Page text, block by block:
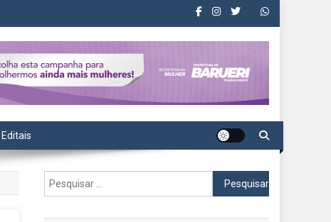
Editais
Pesquisar
por: